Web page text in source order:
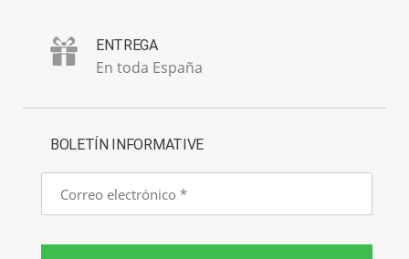
ENTREGA
En toda España
BOLETÍN INFORMATIVE
Correo
electrónico